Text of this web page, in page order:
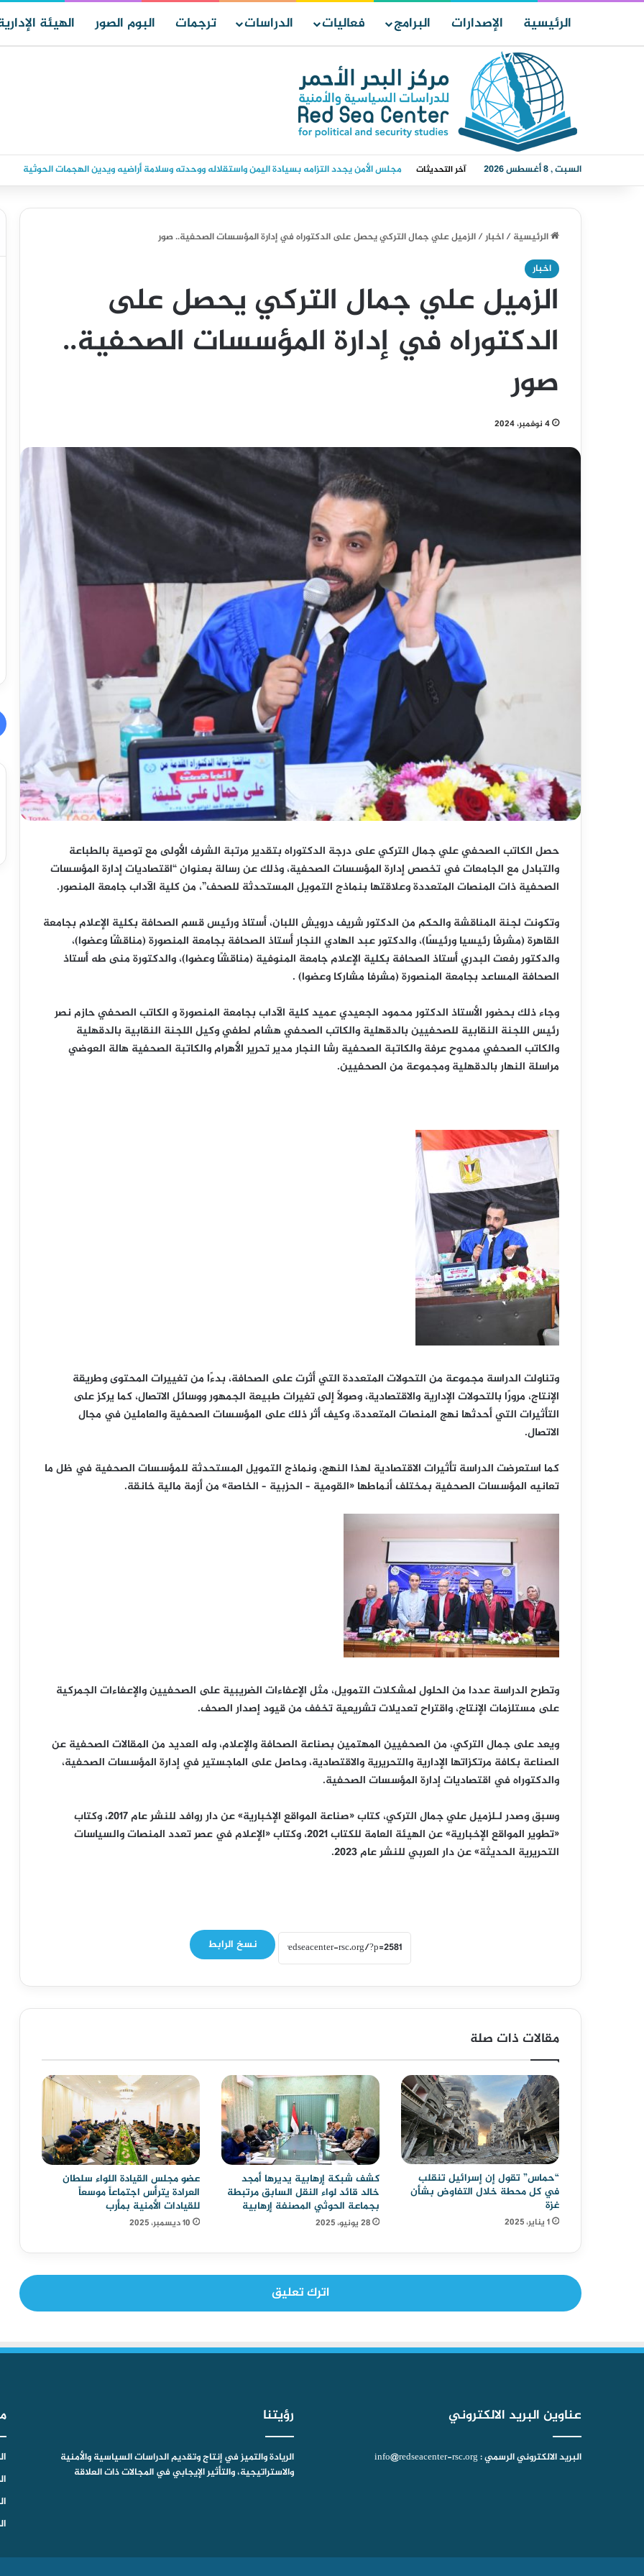
الرئيسية الإصدارات البرامج فعاليات الدراسات ترجمات البوم الصور الهيئة
السبت , 8 أغسطس 2026 آخر التحديثات مجلس الدفاع الوطني يقر حالة الانعقاد الدائم وتدابير للرد على هجمات الحوثيين
الرئيسية/اخبار/الزميل علي جمال التركي يحصل على الدكتوراه في إدارة المؤسسات الصحفية.. صور
اخبار
الزميل علي جمال التركي يحصل على
الدكتوراه في إدارة المؤسسات الصحفية..
صور
4 نوفمبر، 2024
حصل الكاتب الصحفي علي جمال التركي على درجة الدكتوراه بتقدير مرتبة الشرف الأولى مع توصية بالطباعة
والتبادل مع الجامعات في تخصص إدارة المؤسسات الصحفية، وذلك عن رسالة بعنوان “اقتصاديات إدارة المؤسسات
الصحفية ذات المنصات المتعددة وعلاقتها بنماذج التمويل المستحدثة للصحف”، من كلية الآداب جامعة المنصور.
وتكونت لجنة المناقشة والحكم من الدكتور شريف درويش اللبان، أستاذ ورئيس قسم الصحافة بكلية الإعلام بجامعة
القاهرة (مشرفًا رئيسيا ورئيسًا)، والدكتور عبد الهادي النجار أستاذ الصحافة بجامعة المنصورة (مناقشًا وعضوا)،
والدكتور رفعت البدري أستاذ الصحافة بكلية الإعلام جامعة المنوفية (مناقشًا وعضوا)، والدكتورة منى طه أستاذ
الصحافة المساعد بجامعة المنصورة (مشرفا مشاركا وعضوا) .
وجاء ذلك بحضور الأستاذ الدكتور محمود الجعيدي عميد كلية الآداب بجامعة المنصورة و الكاتب الصحفي حازم نصر
رئيس اللجنة النقابية للصحفيين بالدقهلية والكاتب الصحفي هشام لطفي وكيل اللجنة النقابية بالدقهلية
والكاتب الصحفي ممدوح عرفة والكاتبة الصحفية رشا النجار مدير تحرير الأهرام والكاتبة الصحفية هالة العوضي
مراسلة النهار بالدقهلية ومجموعة من الصحفيين.
وتناولت الدراسة مجموعة من التحولات المتعددة التي أثرت على الصحافة، بدءًا من تغييرات المحتوى وطريقة
الإنتاج، مرورًا بالتحولات الإدارية والاقتصادية، وصولاً إلى تغيرات طبيعة الجمهور ووسائل الاتصال، كما يركز على
التأثيرات التي أحدثها نهج المنصات المتعددة، وكيف أثر ذلك على المؤسسات الصحفية والعاملين في مجال
الاتصال.
كما استعرضت الدراسة تأثيرات الاقتصادية لهذا النهج، ونماذج التمويل المستحدثة للمؤسسات الصحفية في ظل ما
تعانيه المؤسسات الصحفية بمختلف أنماطها «القومية – الحزبية – الخاصة» من أزمة مالية خانقة.
وتطرح الدراسة عددا من الحلول لمشكلات التمويل، مثل الإعفاءات الضريبية على الصحفيين والإعفاءات الجمركية
على مستلزمات الإنتاج، واقتراح تعديلات تشريعية تخفف من قيود إصدار الصحف.
ويعد على جمال التركي، من الصحفيين المهتمين بصناعة الصحافة والإعلام، وله العديد من المقالات الصحفية عن
الصناعة بكافة مرتكزاتها الإدارية والتحريرية والاقتصادية، وحاصل على الماجستير في إدارة المؤسسات الصحفية،
والدكتوراه في اقتصاديات إدارة المؤسسات الصحفية.
وسبق وصدر لـلزميل علي جمال التركي، كتاب «صناعة المواقع الإخبارية» عن دار روافد للنشر عام 2017، وكتاب
«تطوير المواقع الإخبارية» عن الهيئة العامة للكتاب 2021، وكتاب «الإعلام في عصر تعدد المنصات والسياسات
التحريرية الحديثة» عن دار العربي للنشر عام 2023.
نسخ الرابط
مقالات ذات صلة
“حماس” تقول إن إسرائيل تنقلب
في كل محطة خلال التفاوض بشأن
غزة
1 يناير، 2025
كشف شبكة إرهابية يديرها أمجد
خالد قائد لواء النقل السابق مرتبطة
بجماعة الحوثي المصنفة إرهابية
28 يونيو، 2025
عضو مجلس القيادة اللواء سلطان
العرادة يترأس اجتماعاً موسعاً
للقيادات الأمنية بمأرب
10 ديسمبر، 2025
اترك تعليق
عناوين البريد الالكتروني
البريد الالكتروني الرسمي : info@redseacenter-rsc.org
رؤيتنا
الريادة والتميز في إنتاج وتقديم الدراسات السياسية والأمنية
والاستراتيجية، والتأثير الإيجابي في المجالات ذات العلاقة